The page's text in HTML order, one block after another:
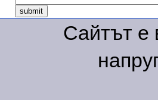
Сайтът е